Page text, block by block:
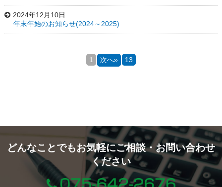
2024年12月10日
年末年始のお知らせ(2024～2025)
1 次へ» 13
どんなことでもお気軽にご相談・お問い合わせ
ください